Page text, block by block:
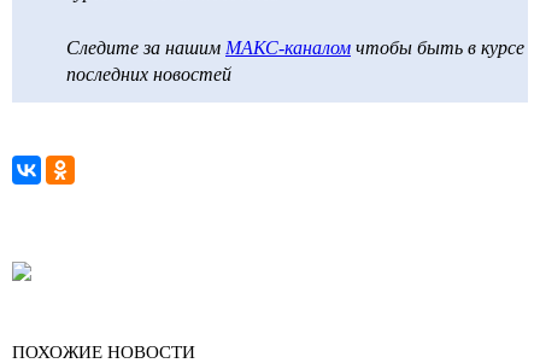
Следите за нашим МАКС-каналом чтобы быть в курсе
последних новостей
ПОХОЖИЕ НОВОСТИ